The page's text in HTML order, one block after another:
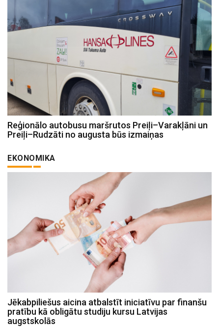
Reģionālo autobusu maršrutos Preiļi–Varakļāni un
Preiļi–Rudzāti no augusta būs izmaiņas
EKONOMIKA
Jēkabpiliešus aicina atbalstīt iniciatīvu par finanšu
pratību kā obligātu studiju kursu Latvijas
augstskolās